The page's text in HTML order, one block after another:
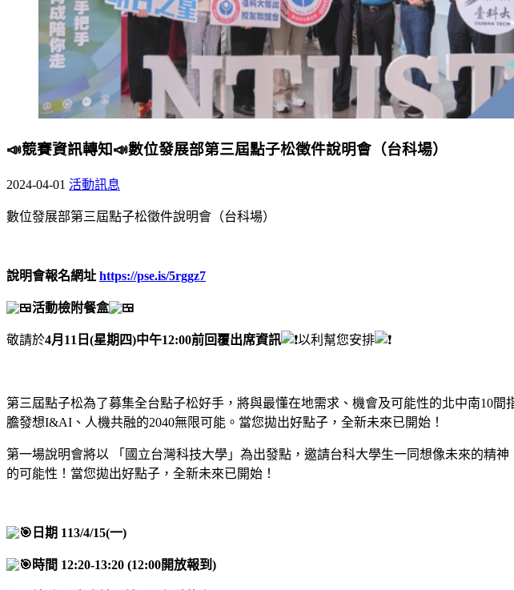
📣競賽資訊轉知📣數位發展部第三屆點子松徵件說明會（台科場）
2024-04-01 活動訊息
數位發展部第三屆點子松徵件說明會（台科場）
說明會報名網址 https://pse.is/5rggz7
活動檢附餐盒
敬請於4月11日(星期四)中午12:00前回覆出席資訊 以利幫您安排
第三屆點子松為了募集全台點子松好手，將與最懂在地需求、機會及可能性的北中南10
膽發想I&AI、人機共融的2040無限可能。當您拋出好點子，全新未來已開始！
第一場說明會將以 「國立台灣科技大學」為出發點，邀請台科大學生一同想像未來的精
的可能性！當您拋出好點子，全新未來已開始！
日期 113/4/15(一)
時間 12:20-13:20 (12:00開放報到)